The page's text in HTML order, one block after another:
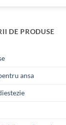
DE PRODUSE
ansa